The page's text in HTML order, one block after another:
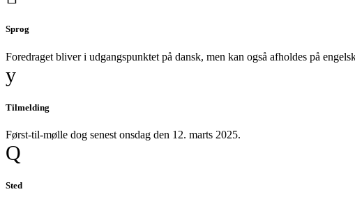
Sprog
Foredraget bliver i udgangspunktet på dansk, men kan også afholdes på
Tilmelding
Først-til-mølle dog senest onsdag den 12. marts 2025.
Sted